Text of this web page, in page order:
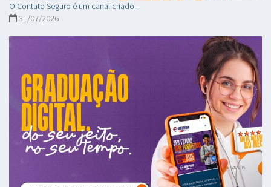
O Contato Seguro é um canal criado...
31/07/2026